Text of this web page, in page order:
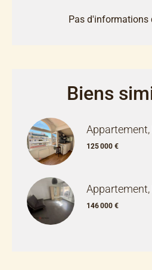
Pas d'informations
Biens
Appartement,
125 000 €
Appartement,
146 000 €